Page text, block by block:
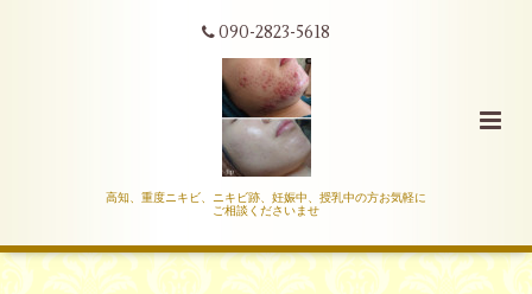
090-2823-5618
高知、重度ニキビ、ニキビ跡、妊娠中、授乳中の方お気軽に
ご相談くださいませ